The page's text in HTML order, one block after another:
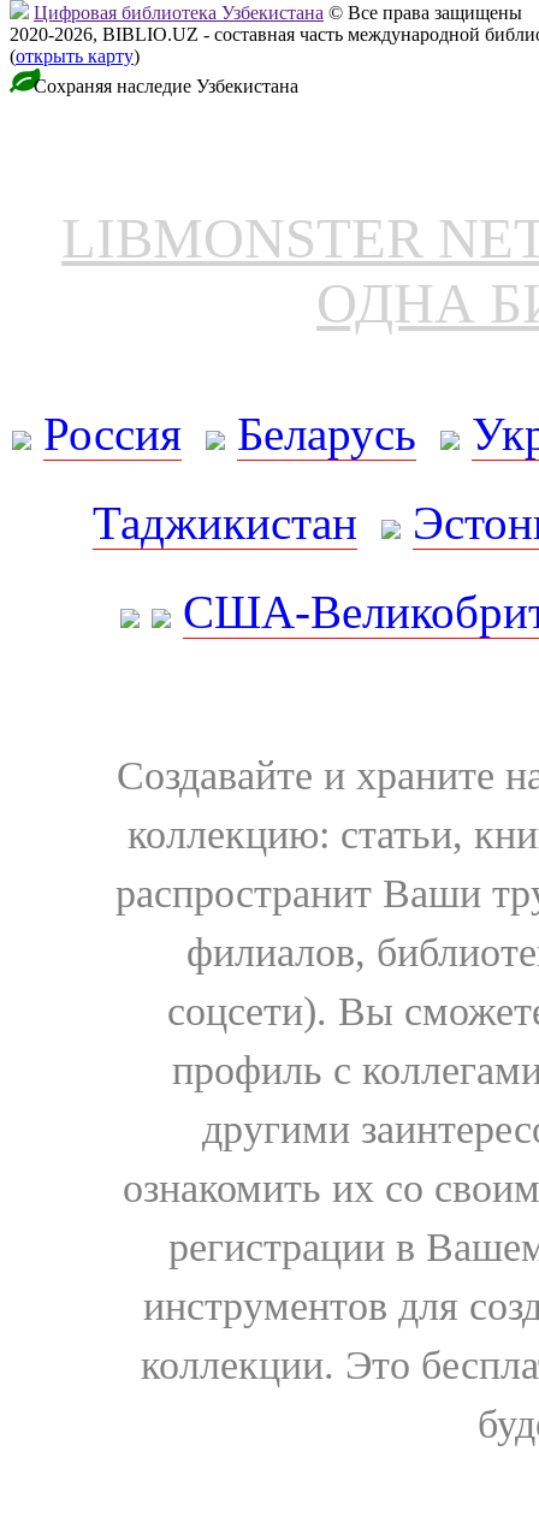
Цифровая библиотека Узбекистана © Все права защищены
2020-2026, BIBLIO.UZ - составная часть международной
(открыть карту)
Сохраняя наследие Узбекистана
LIBMONSTER
ОДНА
Россия Беларусь
Таджикистан
США-
Создавайте и храните
коллекцию: статьи,
распространит Ваши
филиалов,
соцсети). Вы
профиль с
другими
ознакомить их со
регистрации в
инструментов для
коллекции. Это